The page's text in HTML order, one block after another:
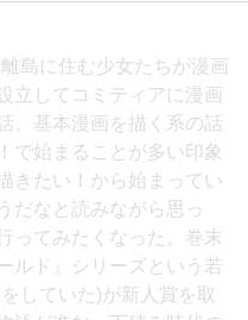
島に住む少女たちが漫画
立してコミティアに漫画
。基本漫画を描く系の話
で始まることが多い印象
きたい！から始まってい
だなと読みながら思っ
ってみたくなった。巻末
ルド』シリーズという若
していた)が新人賞を取